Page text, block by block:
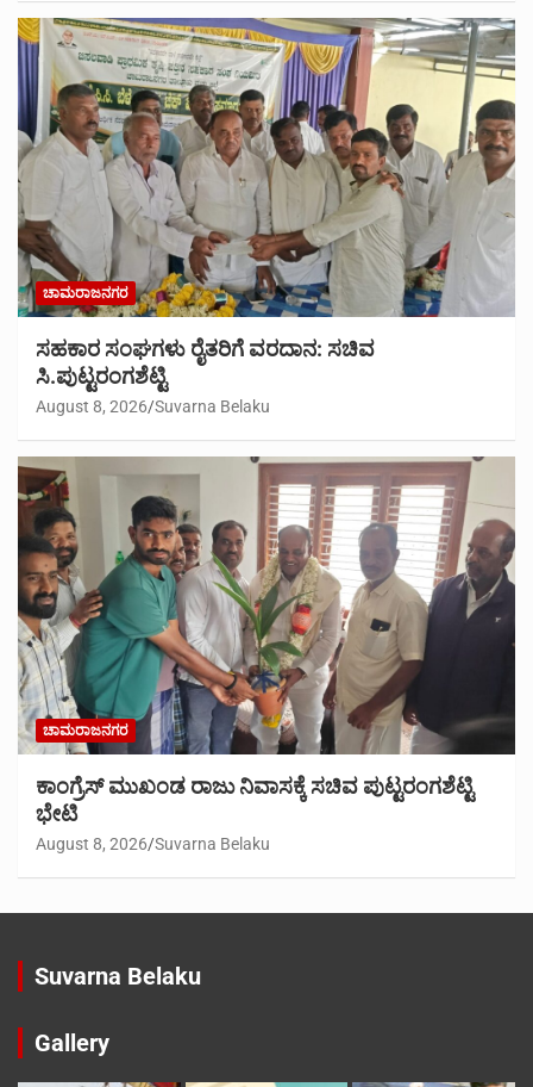
ಚಾಮರಾಜನಗರ
ಸಹಕಾರ ಸಂಘಗಳು ರೈತರಿಗೆ ವರದಾನ: ಸಚಿವ
ಸಿ.ಪುಟ್ಟರಂಗಶೆಟ್ಟಿ
August 8, 2026 Suvarna Belaku
ಚಾಮರಾಜನಗರ
ಕಾಂಗ್ರೆಸ್ ಮುಖಂಡ ರಾಜು ನಿವಾಸಕ್ಕೆ ಸಚಿವ ಪುಟ್ಟರಂಗಶೆಟ್ಟಿ
ಭೇಟಿ
August 8, 2026 Suvarna Belaku
Suvarna Belaku
Gallery